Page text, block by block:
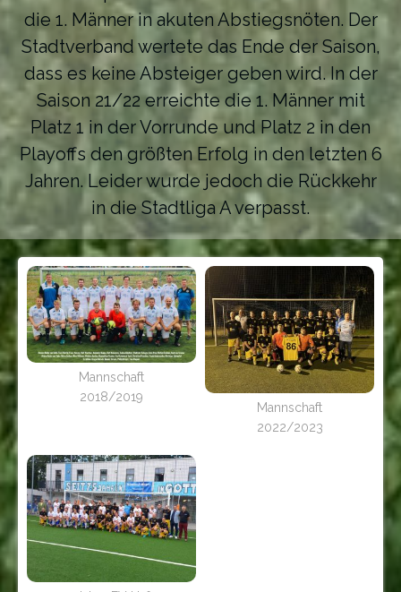
die 1. Männer in akuten Abstiegsnöten. Der
Stadtverband wertete das Ende der Saison,
dass es keine Absteiger geben wird. In der
Saison 21/22 erreichte die 1. Männer mit
Platz 1 in der Vorrunde und Platz 2 in den
Playoffs den größten Erfolg in den letzten 6
Jahren. Leider wurde jedoch die Rückkehr
in die Stadtliga A verpasst.
Mannschaft
2018/2019
Mannschaft
2022/2023